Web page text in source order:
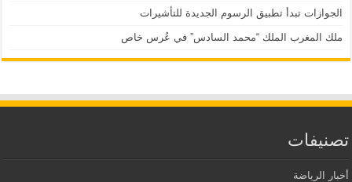
الجوازات تبدأ تطبيق الرسوم الجديدة للتأشيرات
ملك المغرب الملك “محمد السادس” في عُرس خاص
تصنيفات
أخبار الرياضة